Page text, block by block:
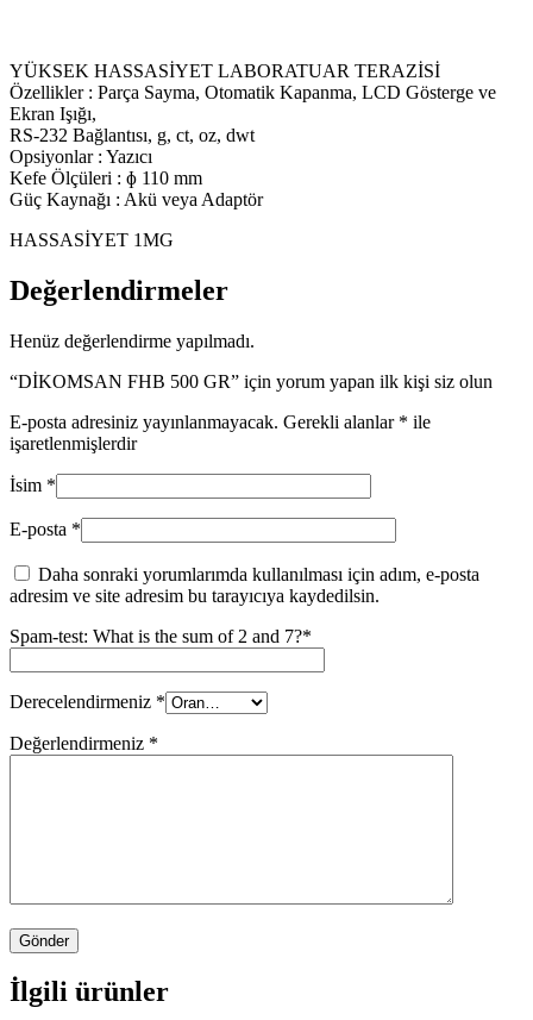
YÜKSEK HASSASİYET LABORATUAR TERAZİSİ
Özellikler : Parça Sayma, Otomatik Kapanma, LCD Gösterge ve
Ekran Işığı,
RS-232 Bağlantısı, g, ct, oz, dwt
Opsiyonlar : Yazıcı
Kefe Ölçüleri : ɸ 110 mm
Güç Kaynağı : Akü veya Adaptör
HASSASİYET 1MG
Değerlendirmeler
Henüz değerlendirme yapılmadı.
“DİKOMSAN FHB 500 GR” için yorum yapan ilk kişi siz olun
E-posta adresiniz yayınlanmayacak. Gerekli alanlar * ile
işaretlenmişlerdir
İsim *
E-posta *
Daha sonraki yorumlarımda kullanılması için adım, e-posta
adresim ve site adresim bu tarayıcıya kaydedilsin.
Spam-test: What is the sum of 2 and 7?*
Derecelendirmeniz *
Değerlendirmeniz *
İlgili ürünler